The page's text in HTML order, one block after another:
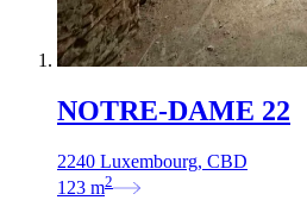
NOTRE-DAME 22
2240 Luxembourg, CBD
123 m2